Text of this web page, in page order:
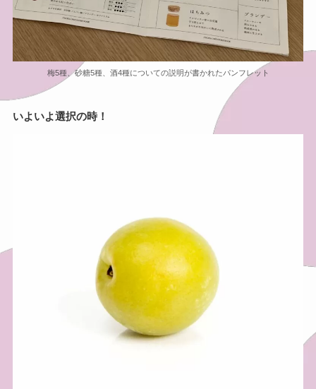
梅5種、砂糖5種、酒4種についての説明が書かれたパンフレット
いよいよ選択の時！